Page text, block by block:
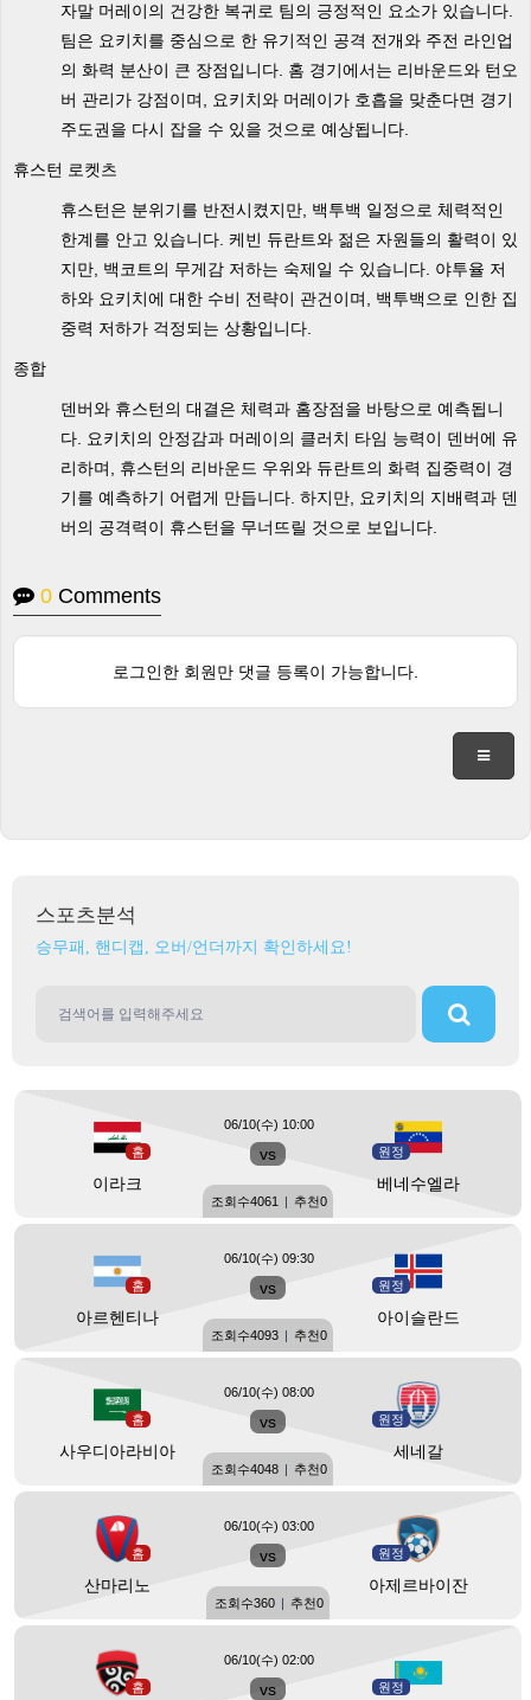
자말 머레이의 건강한 복귀로 팀의 긍정적인 요소가 있습니다.
팀은 요키치를 중심으로 한 유기적인 공격 전개와 주전 라인업
의 화력 분산이 큰 장점입니다. 홈 경기에서는 리바운드와 턴오
버 관리가 강점이며, 요키치와 머레이가 호흡을 맞춘다면 경기
주도권을 다시 잡을 수 있을 것으로 예상됩니다.
휴스턴 로켓츠
휴스턴은 분위기를 반전시켰지만, 백투백 일정으로 체력적인
한계를 안고 있습니다. 케빈 듀란트와 젊은 자원들의 활력이 있
지만, 백코트의 무게감 저하는 숙제일 수 있습니다. 야투율 저
하와 요키치에 대한 수비 전략이 관건이며, 백투백으로 인한 집
중력 저하가 걱정되는 상황입니다.
종합
덴버와 휴스턴의 대결은 체력과 홈장점을 바탕으로 예측됩니
다. 요키치의 안정감과 머레이의 클러치 타임 능력이 덴버에 유
리하며, 휴스턴의 리바운드 우위와 듀란트의 화력 집중력이 경
기를 예측하기 어렵게 만듭니다. 하지만, 요키치의 지배력과 덴
버의 공격력이 휴스턴을 무너뜨릴 것으로 보입니다.
0 Comments
로그인한 회원만 댓글 등록이 가능합니다.
스포츠분석
승무패, 핸디캡, 오버/언더까지 확인하세요!
홈
이라크
vs 원정
베네수엘라
06/10(수) 10:00
조회수4061 | 추천0
홈
아르헨티나
vs 원정
아이슬란드
06/10(수) 09:30
조회수4093 | 추천0
홈
사우디아라비아
vs 원정
세네갈
06/10(수) 08:00
조회수4048 | 추천0
홈
산마리노
vs 원정
아제르바이잔
06/10(수) 03:00
조회수360 | 추천0
홈 vs 원정
06/10(수) 02:00